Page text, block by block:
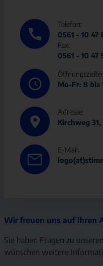
Telefon:
0561 - 10 47
Fax:
0561 - 10 47
Mo-Fr: 8 bis
Adresse:
Kirchweg 31,
E-Mail:
Wir freuen uns auf Ihren
Sie haben Fragen zu
wünschen weitere